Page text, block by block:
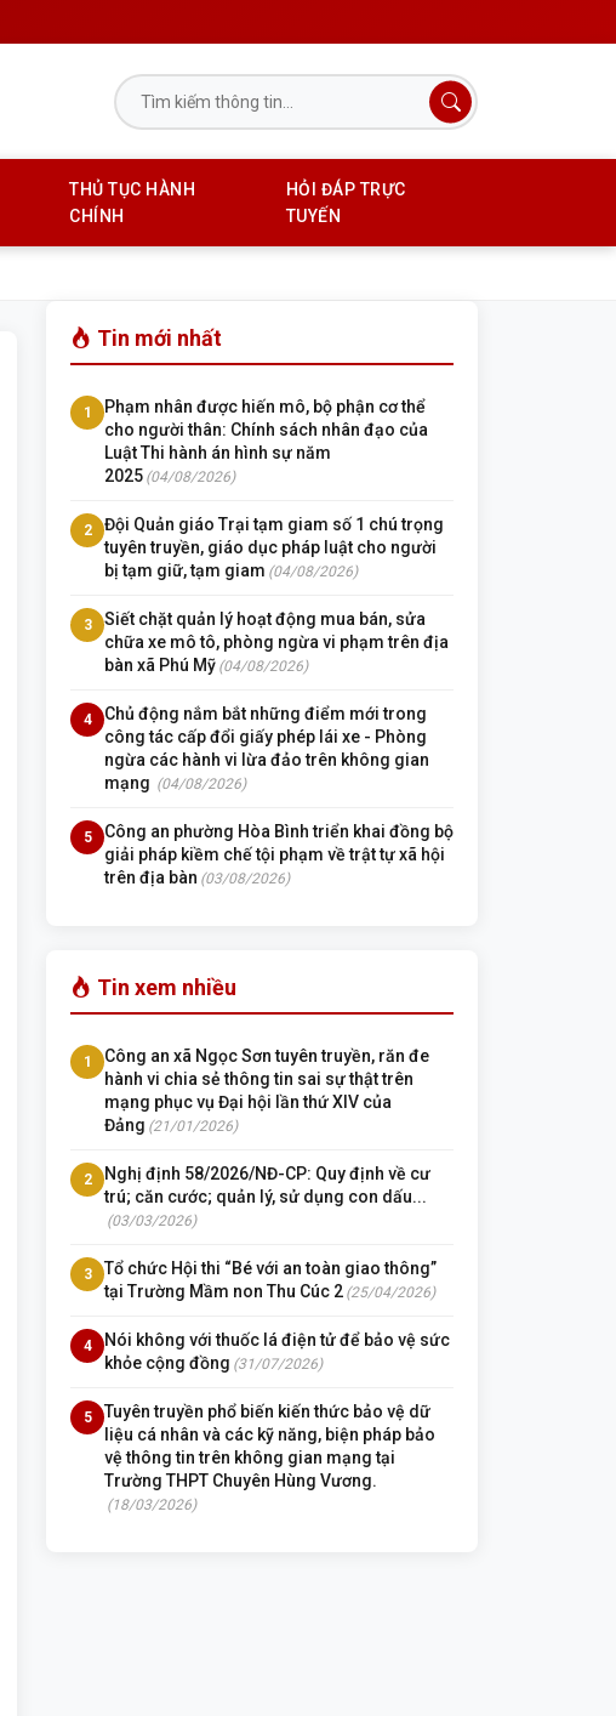
THỦ TỤC HÀNH
CHÍNH
HỎI ĐÁP TRỰC
TUYẾN
Tin mới nhất
1
Phạm nhân được hiến mô, bộ phận cơ thể
cho người thân: Chính sách nhân đạo của
Luật Thi hành án hình sự năm
2025 (04/08/2026)
2
Đội Quản giáo Trại tạm giam số 1 chú trọng
tuyên truyền, giáo dục pháp luật cho người
bị tạm giữ, tạm giam (04/08/2026)
3
Siết chặt quản lý hoạt động mua bán, sửa
chữa xe mô tô, phòng ngừa vi phạm trên địa
bàn xã Phú Mỹ (04/08/2026)
4
Chủ động nắm bắt những điểm mới trong
công tác cấp đổi giấy phép lái xe - Phòng
ngừa các hành vi lừa đảo trên không gian
mạng (04/08/2026)
5
Công an phường Hòa Bình triển khai đồng bộ
giải pháp kiềm chế tội phạm về trật tự xã hội
trên địa bàn (03/08/2026)
Tin xem nhiều
1
Công an xã Ngọc Sơn tuyên truyền, răn đe
hành vi chia sẻ thông tin sai sự thật trên
mạng phục vụ Đại hội lần thứ XIV của
Đảng (21/01/2026)
2
Nghị định 58/2026/NĐ-CP: Quy định về cư
trú; căn cước; quản lý, sử dụng con dấu...
(03/03/2026)
3
Tổ chức Hội thi “Bé với an toàn giao thông”
tại Trường Mầm non Thu Cúc 2 (25/04/2026)
4
Nói không với thuốc lá điện tử để bảo vệ sức
khỏe cộng đồng (31/07/2026)
5
Tuyên truyền phổ biến kiến thức bảo vệ dữ
liệu cá nhân và các kỹ năng, biện pháp bảo
vệ thông tin trên không gian mạng tại
Trường THPT Chuyên Hùng Vương.
(18/03/2026)